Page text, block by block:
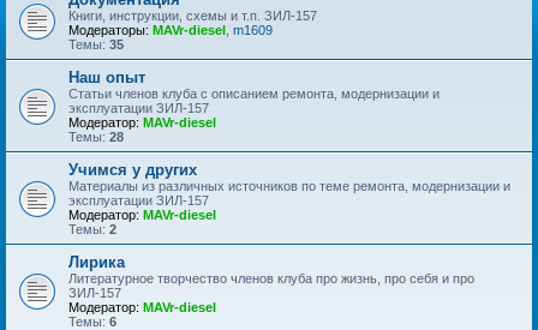
Книги, инструкции, схемы и т.п. ЗИЛ-157
Модераторы: MAVr-diesel m1609
Темы: 35
Наш опыт
Статьи членов клуба с описанием ремонта, модернизации и
эксплуатации ЗИЛ-157
Модератор: MAVr-diesel
Темы: 28
Учимся у других
Материалы из различных источников по теме ремонта, модернизации и
эксплуатации ЗИЛ-157
Модератор: MAVr-diesel
Темы: 2
Лирика
Литературное творчество членов клуба про жизнь, про себя и про
ЗИЛ-157
Модератор: MAVr-diesel
Темы: 6